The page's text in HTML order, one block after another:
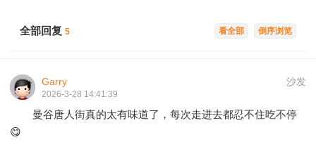
倒序浏览
看全部
全部回复 5
沙发
Garry
2026-3-28 14:41:39
曼谷唐人街真的太有味道了，每次走进去都忍不住吃不停
😋